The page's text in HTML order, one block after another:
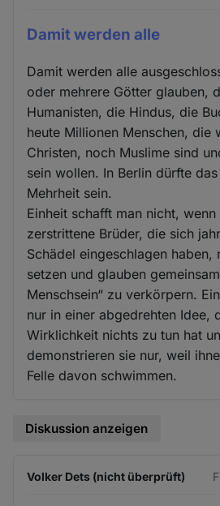
Damit werden alle
Damit werden alle
oder mehrere Götter glauben,
Humanisten, die Hindus, die
heute Millionen Menschen, die
Christen, noch Muslime sind
sein wollen. In Berlin dürfte
Mehrheit sein.
Einheit schafft man nicht,
zerstrittene Brüder, die sich
Schädel eingeschlagen haben,
setzen und glauben
Menschsein“ zu verkörpern.
nur in einer abgedrehten Idee,
Wirklichkeit nichts zu tun hat
demonstrieren sie nur, weil
Felle davon schwimmen.
Diskussion anzeigen
Volker Dets (nicht überprüft)